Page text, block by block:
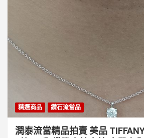
精選商品 鑽石流當品
潤泰流當精品拍賣 美品